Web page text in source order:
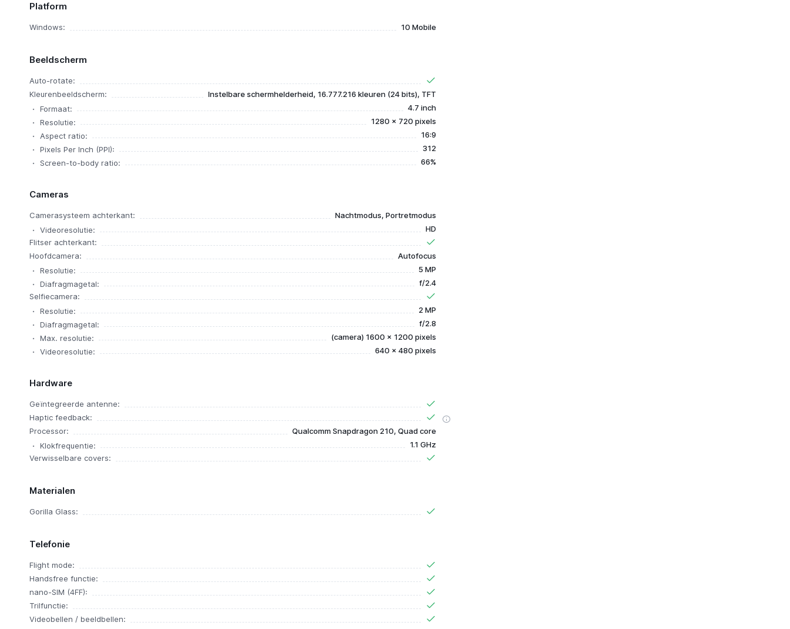
Platform
Windows: 10 Mobile
Beeldscherm
Auto-rotate:
Kleurenbeeldscherm:
Instelbare schermhelderheid, 16.777.216 kleuren (24 bits), TFT
Formaat:
4.7 inch
Resolutie:
1280 x 720 pixels
Aspect ratio:
16:9
Pixels Per Inch (PPI):
312
Screen-to-body ratio:
66%
Cameras
Camerasysteem achterkant:
Nachtmodus, Portretmodus
Videoresolutie:
HD
Flitser achterkant:
Hoofdcamera:
Autofocus
Resolutie:
5 MP
Diafragmagetal:
f/2.4
Selfiecamera:
Resolutie:
2 MP
Diafragmagetal:
f/2.8
Max. resolutie:
(camera) 1600 x 1200 pixels
Videoresolutie:
640 x 480 pixels
Hardware
Geïntegreerde antenne:
Haptic feedback:
Processor:
Qualcomm Snapdragon 210, Quad core
Klokfrequentie:
1.1 GHz
Verwisselbare covers:
Materialen
Gorilla Glass:
Telefonie
Flight mode:
Handsfree functie:
nano-SIM (4FF):
Trilfunctie:
Videobellen / beeldbellen: